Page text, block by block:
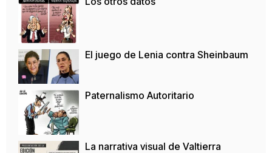
El juego de Lenia contra Sheinbaum
Paternalismo Autoritario
La narrativa visual de Valtierra